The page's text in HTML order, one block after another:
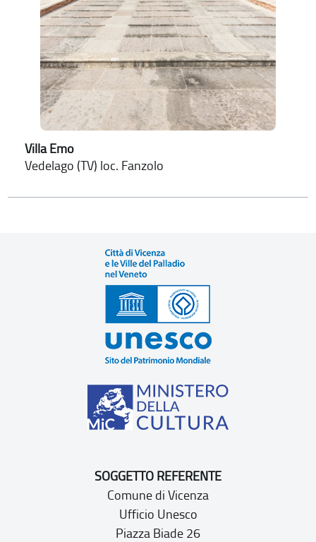
Villa Emo
Vedelago (TV) loc. Fanzolo
SOGGETTO REFERENTE
Comune di Vicenza
Ufficio Unesco
Piazza Biade 26